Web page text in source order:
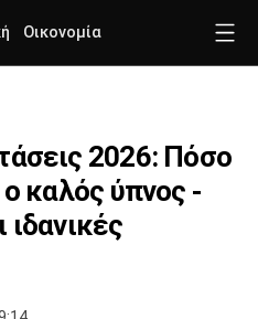
Οικονομία
2026: Πόσο
ο καλός ύπνος -